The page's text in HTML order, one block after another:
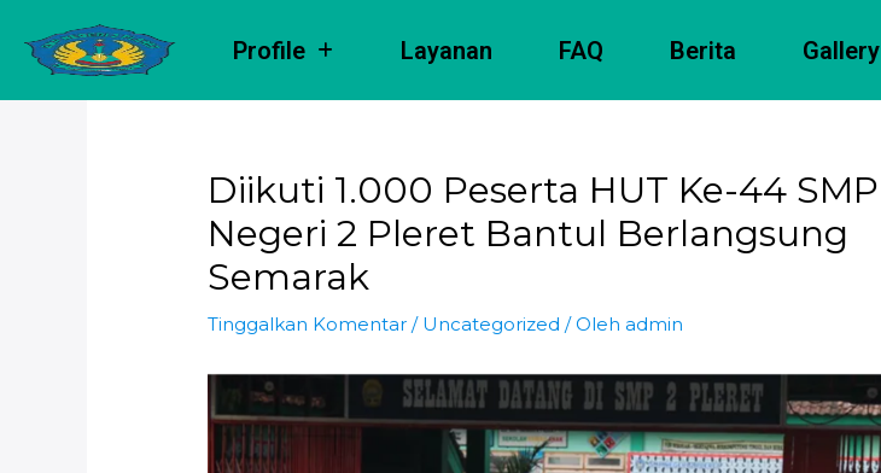
konten
Profile Layanan FAQ Berita Gallery
Diikuti 1.000 Peserta HUT Ke-44 SMP
Negeri 2 Pleret Bantul Berlangsung
Semarak
Tinggalkan Komentar / Uncategorized / Olehadmin
navigation